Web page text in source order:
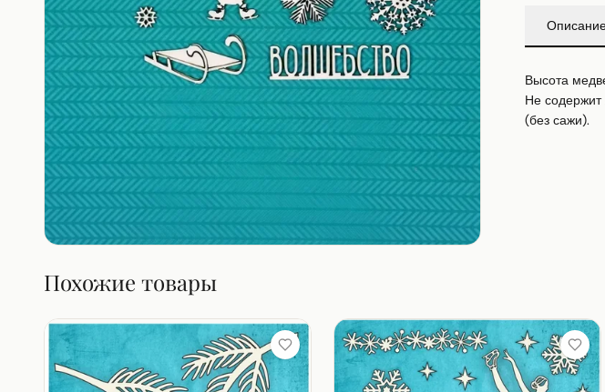
Высота
Не содержит
(без сажи).
Похожие товары